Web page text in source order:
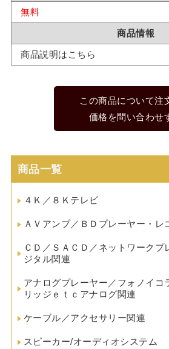
無料
商品情報
商品説明はこちら
この商品について注
価格を問い合わせ
商品一覧
４Ｋ／８Ｋテレビ
ＡＶアンプ／ＢＤプレーヤー・レ
ＣＤ／ＳＡＣＤ／ネットワークプ
ジタル関連
アナログプレーヤー／フォノイコ
リッジｅｔｃアナログ関連
ケーブル／アクセサリー関連
スピーカー/オーディオシステム